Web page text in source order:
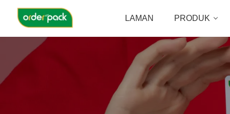
LAMAN PRODUK